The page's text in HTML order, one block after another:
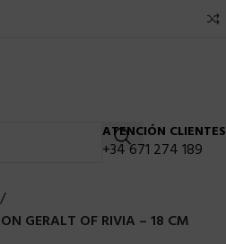
ATENCIÓN CLIENTES
+34 671 274 189
/
GERALT OF RIVIA – 18 CM